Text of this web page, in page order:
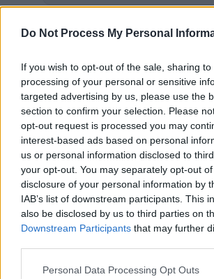
Do Not Process My Personal
If you wish to opt-out of the sale, sharing
processing of your personal or sensitive
targeted advertising by us, please use the
section to confirm your selection. Please
opt-out request is processed you may
interest-based ads based on personal
us or personal information disclosed to
your opt-out. You may separately opt-out
disclosure of your personal information by
IAB’s list of downstream participants. This
also be disclosed by us to third parties on
Downstream Participants that may further
Please note that this website/app uses one
Personal Data Processing Opt Outs
Τον τίτλο του
κορυφαίου
Ευρώπης διεκδικεί και φέτος
Τεντόγλου ο οποίος έγραψε
Ολυμπιακούς Αγώνες στο
κατέκτησε το δεύτερο σερί
Ολυμπιακό μετάλλιο στοάλμα
Η φετινή χρονιά ήταν ιδανική
άλτη, καθώς κατέκτησετρία
σε τρειςμεγάλες
(Ολυμπιακούς, Ευρωπαϊκό και
κλειστού), πετυχαίνοντας
εντυπωσιακό άλμα των 8,65μ.
Ευρωπαϊκό Πρωτάθληματης